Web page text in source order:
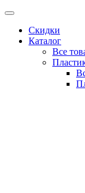
Скидки
Каталог
Все